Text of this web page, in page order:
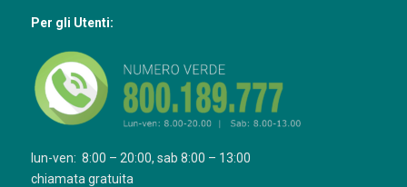
Per gli Utenti:
lun-ven: 8:00 – 20:00, sab 8:00 – 13:00
chiamata gratuita